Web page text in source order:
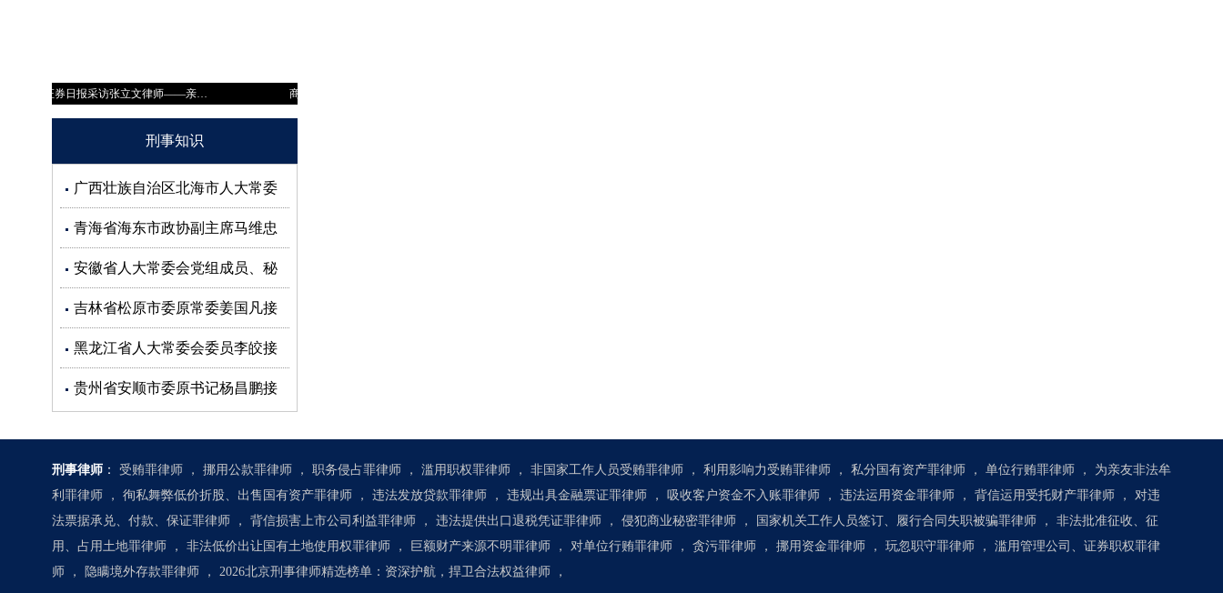
刑事知识
广西壮族自治区北海市人大常委
会副主任蒋同根接受审查调查
青海省海东市政协副主席马维忠
接受审查调查
安徽省人大常委会党组成员、秘
书长杜延安接受审查调查
吉林省松原市委原常委姜国凡接
受审查调查
黑龙江省人大常委会委员李皎接
受审查调查
贵州省安顺市委原书记杨昌鹏接
刑事律师 ： 受贿罪律师 ， 挪用公款罪律师 ， 职务侵占罪律师 ， 滥用职权罪律师 ， 非国家工作人员受贿罪律师 ， 利用影响力受贿罪律师 ， 私分国有资产罪律师 ， 单位行贿罪律师 ，
为亲友非法牟
利罪律师
， 徇私舞弊低价折股、出售国有资产罪律师 ， 违法发放贷款罪律师 ， 违规出具金融票证罪律师 ， 吸收客户资金不入账罪律师 ， 违法运用资金罪律师 ， 背信运用受托财产罪律师 ，
对违
法票据承兑、付款、保证罪律师
， 背信损害上市公司利益罪律师 ， 违法提供出口退税凭证罪律师 ， 侵犯商业秘密罪律师 ， 国家机关工作人员签订、履行合同失职被骗罪律师 ，
非法批准征收、征
用、占用土地罪律师
， 非法低价出让国有土地使用权罪律师 ， 巨额财产来源不明罪律师 ， 对单位行贿罪律师 ， 贪污罪律师 ， 挪用资金罪律师 ， 玩忽职守罪律师 ，
滥用管理公司、证券职权罪律
师
， 隐瞒境外存款罪律师 ， 2026北京刑事律师精选榜单：资深护航，捍卫合法权益律师 ，